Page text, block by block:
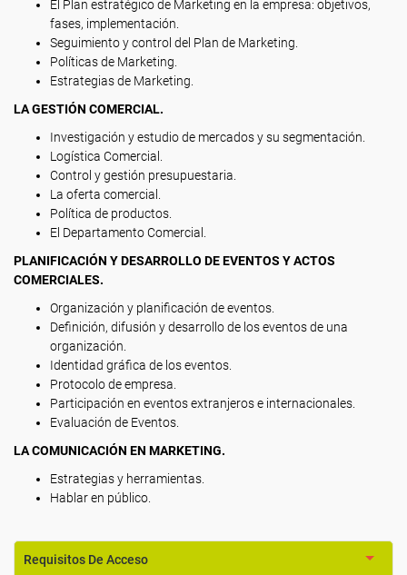
El Plan estratégico de Marketing en la empresa: objetivos,
fases, implementación.
Seguimiento y control del Plan de Marketing.
Políticas de Marketing.
Estrategias de Marketing.
LA GESTIÓN COMERCIAL.
Investigación y estudio de mercados y su segmentación.
Logística Comercial.
Control y gestión presupuestaria.
La oferta comercial.
Política de productos.
El Departamento Comercial.
PLANIFICACIÓN Y DESARROLLO DE EVENTOS Y ACTOS
COMERCIALES.
Organización y planificación de eventos.
Definición, difusión y desarrollo de los eventos de una
organización.
Identidad gráfica de los eventos.
Protocolo de empresa.
Participación en eventos extranjeros e internacionales.
Evaluación de Eventos.
LA COMUNICACIÓN EN MARKETING.
Estrategias y herramientas.
Hablar en público.
Requisitos De Acceso